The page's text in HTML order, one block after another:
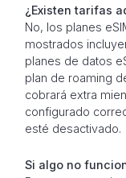
¿Existen tarifas
No, los planes
mostrados
planes de datos
plan de roaming
cobrará extra
configurado
esté desactivado.
Si algo no